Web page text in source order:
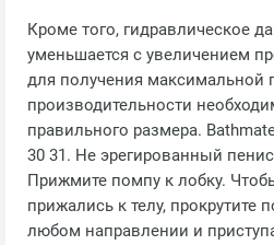
Кроме того, гидравлическое
уменьшается с увеличением
для получения максимальной
производительности
правильного размера.
30 31. Не эрегированный
Прижмите помпу к лобку.
прижались к телу, прокрутите
любом направлении и